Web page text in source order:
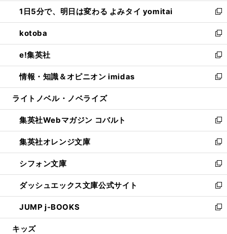
で
開
く
ド
ウ
で
開
く
ウ
ィ
ン
ド
ウ
で
開
く
し
い
ウ
ィ
ン
ド
ウ
で
開
1日5分で、明日は変わる よみタイ yomitai
新
し
い
ウ
ィ
ン
ド
ウ
開
く
kotoba
新
し
い
ウ
ィ
ン
ウ
で
開
く
e!集英社
新
し
い
ウ
ン
ド
ウ
で
開
く
情報・知識＆オピニオン imidas
新
し
ウ
ィ
ン
ド
ウ
で
開
く
ライトノベル・ノベライズ
集英社Webマガジン コバルト
新
し
い
ウ
ィ
ン
ド
ウ
で
開
集英社オレンジ文庫
新
し
い
ウ
ィ
ン
ド
ウ
シフォン文庫
新
し
い
ウ
ィ
ン
ダッシュエックス文庫公式サイト
新
し
い
ウ
JUMP j-BOOKS
新
し
キッズ